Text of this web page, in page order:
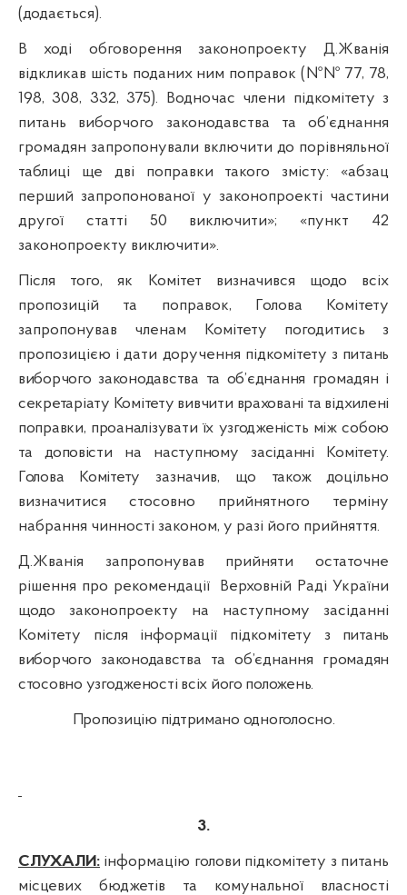
(додається).
В ході обговорення законопроекту Д.Жванія
відкликав шість поданих ним поправок (№№ 77, 78,
198, 308, 332, 375). Водночас члени підкомітету з
питань виборчого законодавства та об’єднання
громадян запропонували включити до порівняльної
таблиці ще дві поправки такого змісту: «абзац
перший запропонованої у законопроекті частини
другої статті 50 виключити»; «пункт 42
законопроекту виключити».
Після того, як Комітет визначився щодо всіх
пропозицій та поправок, Голова Комітету
запропонував членам Комітету погодитись з
пропозицією і дати доручення підкомітету з питань
виборчого законодавства та об’єднання громадян і
секретаріату Комітету вивчити враховані та відхилені
поправки, проаналізувати їх узгодженість між собою
та доповісти на наступному засіданні Комітету.
Голова Комітету зазначив, що такождоцільно
визначитися стосовно прийнятного терміну
набрання чинності законом, у разі його прийняття.
Д.Жванія запропонував прийняти остаточне
рішення про рекомендації
Верховній Раді України
щодо законопроекту на наступному засіданні
Комітету після інформації підкомітету з питань
виборчого законодавства та об’єднання громадян
стосовно узгодженості всіх його положень.
Пропозицію підтримано одноголосно.
3.
СЛУХАЛИ: інформацію голови підкомітету з питань
місцевих бюджетів та комунальної власності